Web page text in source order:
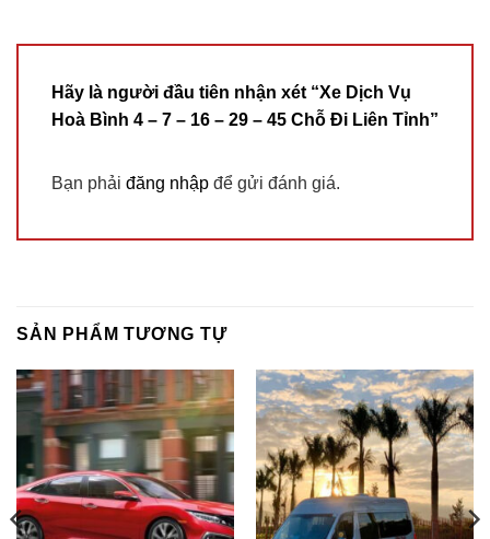
Hãy là người đầu tiên nhận xét “Xe Dịch Vụ
Hoà Bình 4 – 7 – 16 – 29 – 45 Chỗ Đi Liên Tỉnh”
Bạn phải đăng nhập để gửi đánh giá.
SẢN PHẨM TƯƠNG TỰ